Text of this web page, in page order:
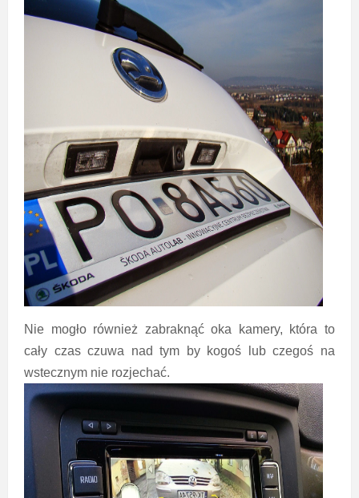
Nie mogło również zabraknąć oka kamery, która to
cały czas czuwa nad tym by kogoś lub czegoś na
wstecznym nie rozjechać.